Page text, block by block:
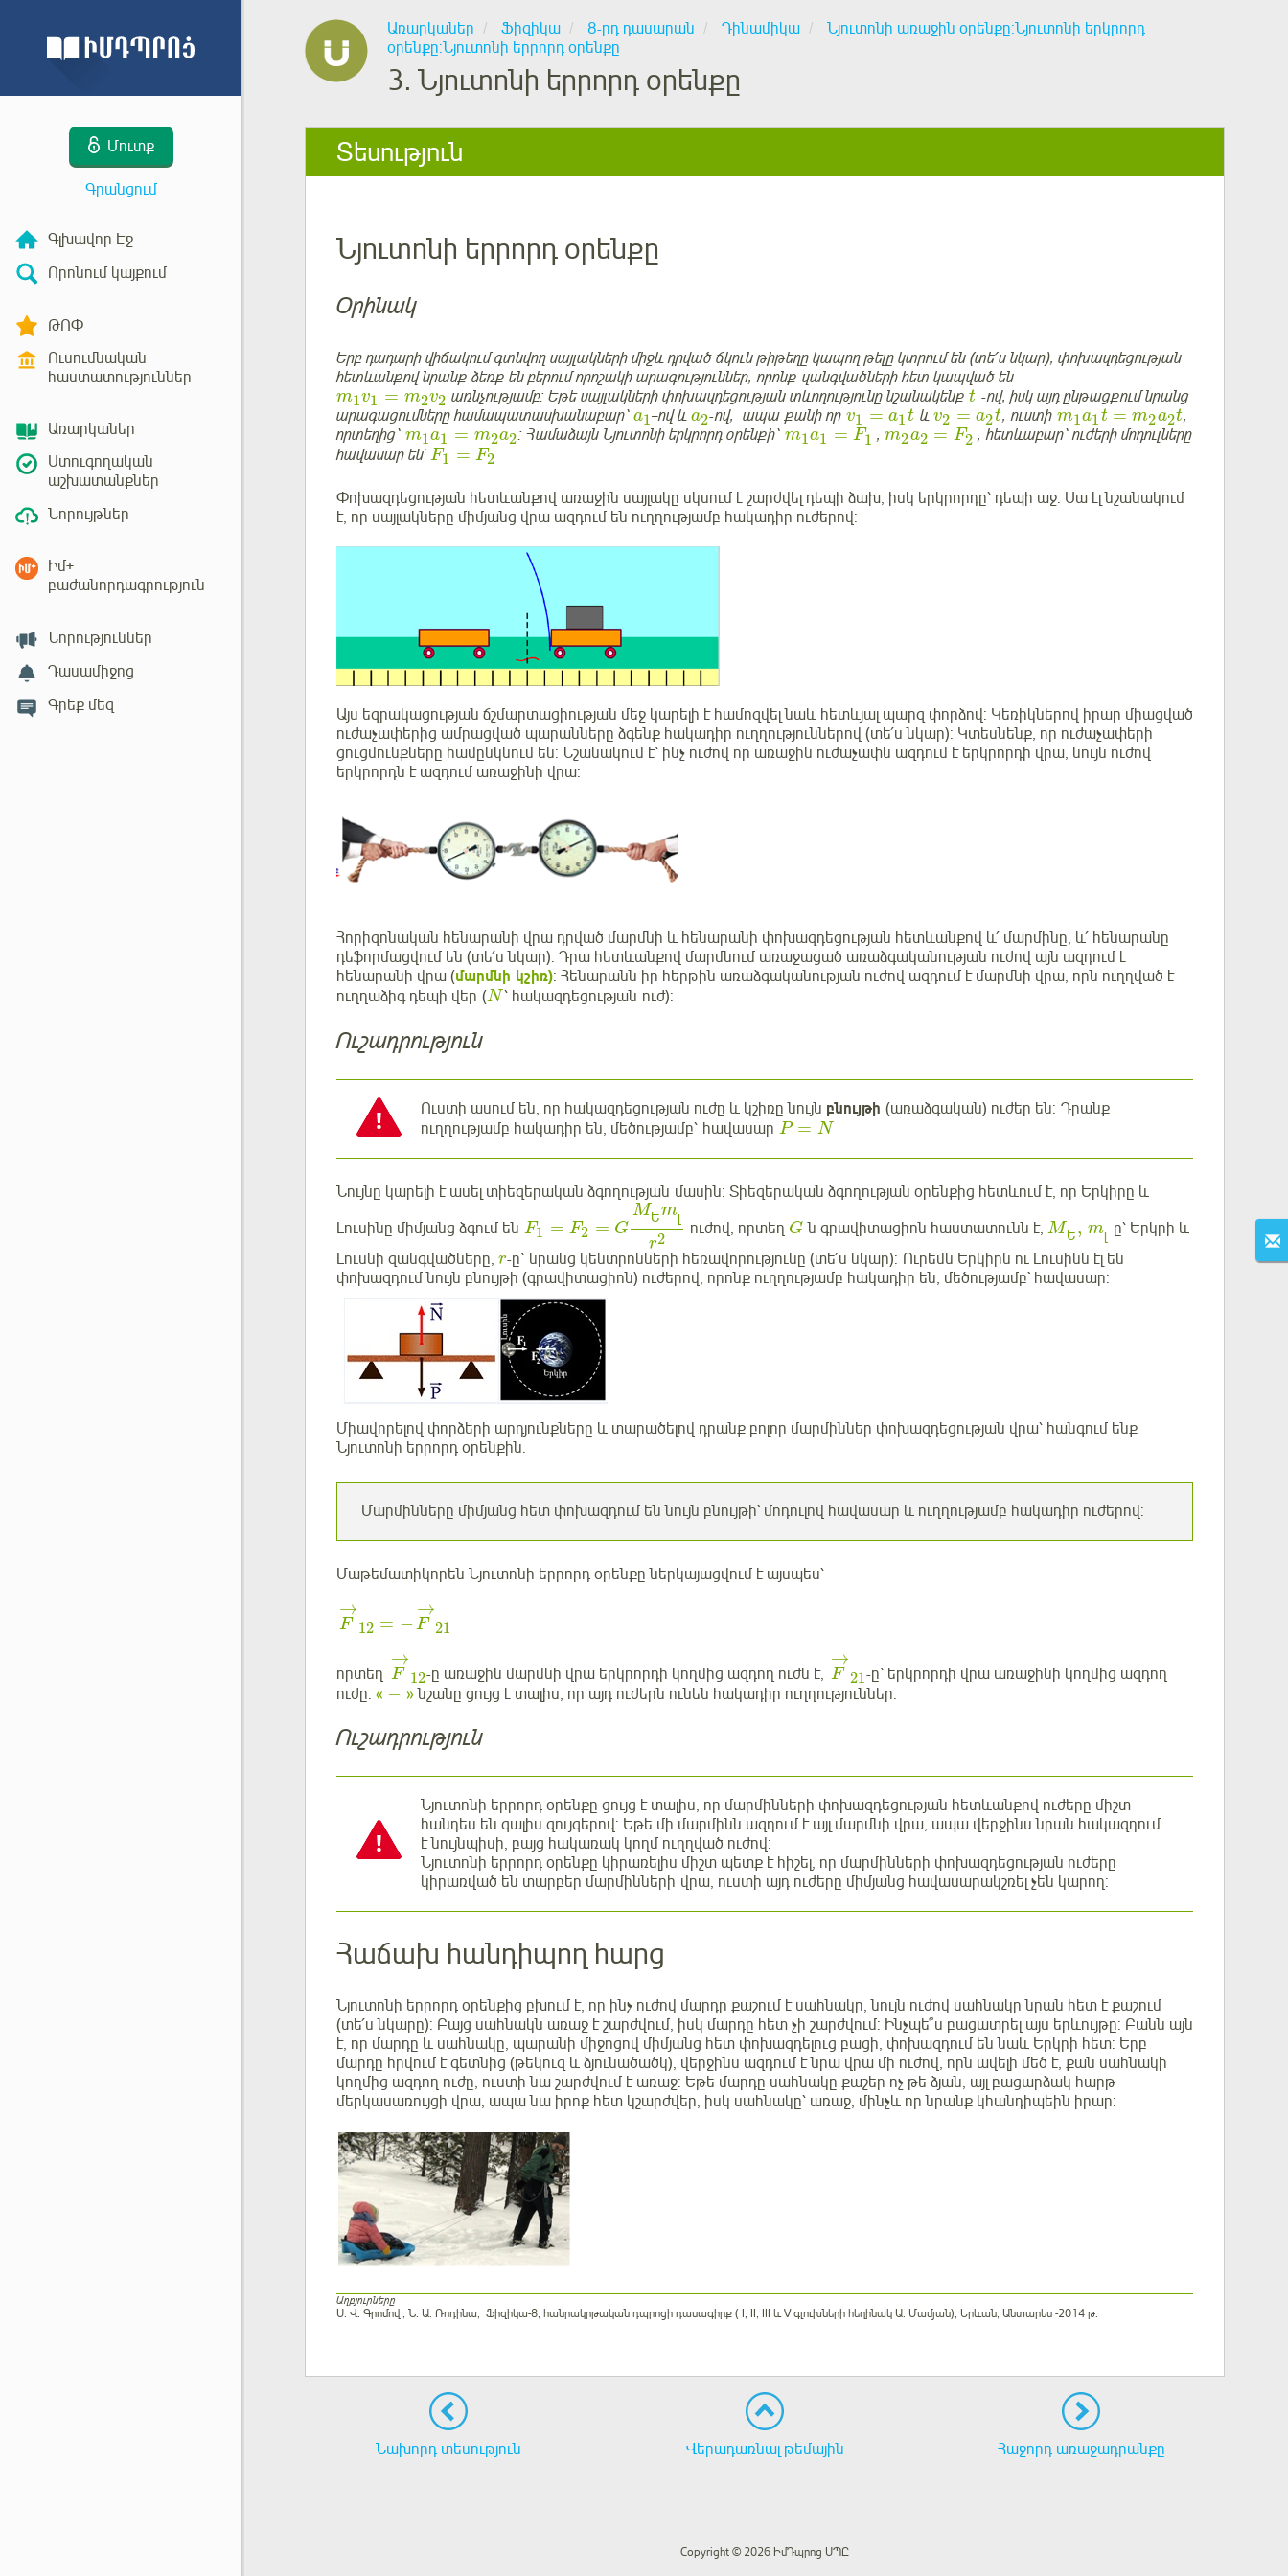
Մուտք
Գրանցում
Գլխավոր Էջ
Որոնում կայքում
ԹՈՓ
Ուսումնական
հաստատություններ
Առարկաներ
Ստուգողական
աշխատանքներ
Նորույթներ
Իմ+
բաժանորդագրություն
Նորություններ
Դասամիջոց
Գրեք մեզ
Առարկաներ Ֆիզիկա 8-րդ դասարան Դինամիկա
Նյուտոնի առաջին օրենքը:Նյուտոնի երկրորդ
օրենքը:Նյուտոնի երրորդ օրենքը
3. Նյուտոնի երրորդ օրենքը
Տեսություն
Նյուտոնի երրորդ օրենքը
Օրինակ
Երբ դադարի վիճակում գտնվող սայլակների միջև դրված ճկուն թիթեղը կապող թելը կտրում են (տե՛ս նկար), փոխազդեցության
հետևանքով նրանք ձեռք են բերում որոշակի արագություններ, որոնք զանգվածների հետ կապված են
m1v1 = m2v2 առնչությամբ: Եթե սայլակների փոխազդեցության տևողությունը նշանակենքt -ով, իսկ այդ ընթացքում նրանց
արագացումները համապատասխանաբար՝ a1–ով ևa2-ով, ապա քանի որv1 = a1t ևv2 = a2t, ուստի m1a1t = m2a2t,
որտեղից՝ m1a1 = m2a2: Համաձայն Նյուտոնի երկրորդ օրենքի՝ m1a1 = F1 ,m2a2 = F2 , հետևաբար՝ ուժերի մոդուլները
հավասար են` F1 = F2
Փոխազդեցության հետևանքով առաջին սայլակը սկսում է շարժվել դեպի ձախ, իսկ երկրորդը՝ դեպի աջ: Սա էլ նշանակում
է, որ սայլակները միմյանց վրա ազդում են ուղղությամբ հակադիր ուժերով:
Այս եզրակացության ճշմարտացիության մեջ կարելի է համոզվել նաև հետևյալ պարզ փորձով: Կեռիկներով իրար միացված
ուժաչափերից ամրացված պարանները ձգենք հակադիր ուղղություններով (տե՛ս նկար): Կտեսնենք, որ ուժաչափերի
ցուցմունքները համընկնում են: Նշանակում է՝ ինչ ուժով որ առաջին ուժաչափն ազդում է երկրորդի վրա, նույն ուժով
երկրորդն է ազդում առաջինի վրա:
Հորիզոնական հենարանի վրա դրված մարմնի և հենարանի փոխազդեցության հետևանքով և՛ մարմինը, և՛ հենարանը
դեֆորմացվում են (տե՛ս նկար): Դրա հետևանքով մարմնում առաջացած առաձգականության ուժով այն ազդում է
հենարանի վրա (մարմնի կշիռ): Հենարանն իր հերթին առաձգականության ուժով ազդում է մարմնի վրա, որն ուղղված է
ուղղաձիգ դեպի վեր (N՝ հակազդեցության ուժ):
Ուշադրություն
Ուստի ասում են, որ հակազդեցության ուժը և կշիռը նույն բնույթի (առաձգական) ուժեր են: Դրանք
ուղղությամբ հակադիր են, մեծությամբ՝ հավասար P = N
Նույնը կարելի է ասել տիեզերական ձգողության մասին: Տիեզերական ձգողության օրենքից հետևում է, որ Երկիրը և
Լուսինը միմյանց ձգում են F1 = F2 = G
MԵmլ
r2 ուժով, որտեղ G-ն գրավիտացիոն հաստատունն է,MԵ, mլ-ը՝ Երկրի և
Լուսնի զանգվածները, r-ը՝ նրանց կենտրոնների հեռավորությունը (տե՛ս նկար): Ուրեմն Երկիրն ու Լուսինն էլ են
փոխազդում նույն բնույթի (գրավիտացիոն) ուժերով, որոնք ուղղությամբ հակադիր են, մեծությամբ` հավասար:
Միավորելով փորձերի արդյունքները և տարածելով դրանք բոլոր մարմիններ փոխազդեցության վրա՝ հանգում ենք
Նյուտոնի երրորդ օրենքին.
Մարմինները միմյանց հետ փոխազդում են նույն բնույթի` մոդուլով հավասար և ուղղությամբ հակադիր ուժերով:
Մաթեմատիկորեն Նյուտոնի երրորդ օրենքը ներկայացվում է այսպես՝
F
→
12 = −F
→
21
որտեղ F
→
12-ը առաջին մարմնի վրա երկրորդի կողմից ազդող ուժն է, F
→
21-ը՝ երկրորդի վրա առաջինի կողմից ազդող
ուժը: « − » նշանը ցույց է տալիս, որ այդ ուժերն ունեն հակադիր ուղղություններ:
Ուշադրություն
Նյուտոնի երրորդ օրենքը ցույց է տալիս, որ մարմինների փոխազդեցության հետևանքով ուժերը միշտ
հանդես են գալիս զույգերով: Եթե մի մարմինն ազդում է այլ մարմնի վրա, ապա վերջինս նրան հակազդում
է նույնպիսի, բայց հակառակ կողմ ուղղված ուժով:
Նյուտոնի երրորդ օրենքը կիրառելիս միշտ պետք է հիշել, որ մարմինների փոխազդեցության ուժերը
կիրառված են տարբեր մարմինների վրա, ուստի այդ ուժերը միմյանց հավասարակշռել չեն կարող:
Հաճախ հանդիպող հարց
Նյուտոնի երրորդ օրենքից բխում է, որ ինչ ուժով մարդը քաշում է սահնակը, նույն ուժով սահնակը նրան հետ է քաշում
(տե՛ս նկարը): Բայց սահնակն առաջ է շարժվում, իսկ մարդը հետ չի շարժվում: Ինչպե՞ս բացատրել այս երևույթը: Բանն այն
է, որ մարդը և սահնակը, պարանի միջոցով միմյանց հետ փոխազդելուց բացի, փոխազդում են նաև Երկրի հետ: Երբ
մարդը հրվում է գետնից (թեկուզ և ձյունածածկ), վերջինս ազդում է նրա վրա մի ուժով, որն ավելի մեծ է, քան սահնակի
կողմից ազդող ուժը, ուստի նա շարժվում է առաջ: Եթե մարդը սահնակը քաշեր ոչ թե ձյան, այլ բացարձակ հարթ
մերկասառույցի վրա, ապա նա իրոք հետ կշարժվեր, իսկ սահնակը՝ առաջ, մինչև որ նրանք կհանդիպեին իրար:
Աղբյուրները
Ս. Վ. Գրոմով , Ն. Ա. Ռոդինա, Ֆիզիկա-8, հանրակրթական դպրոցի դասագիրք ( I, II, III և V գլուխների հեղինակ Ա. Մամյան); Երևան, Անտարես -2014 թ.
Նախորդ տեսություն Վերադառնալ թեմային Հաջորդ առաջադրանքը
Copyright © 2026 ԻմԴպրոց ՍՊԸ